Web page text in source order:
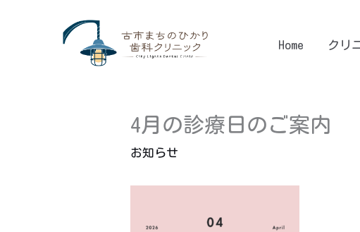
Home クリ
4月の診療日のご案内
お知らせ